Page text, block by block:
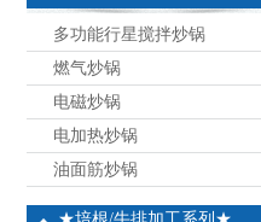
多功能行星搅拌炒锅
燃气炒锅
电磁炒锅
电加热炒锅
油面筋炒锅